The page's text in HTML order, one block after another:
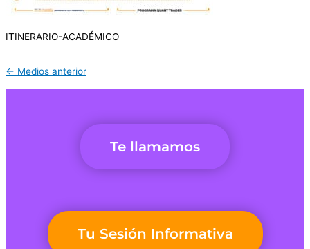
ITINERARIO-ACADÉMICO
← Medios anterior
Te llamamos
Tu Sesión Informativa